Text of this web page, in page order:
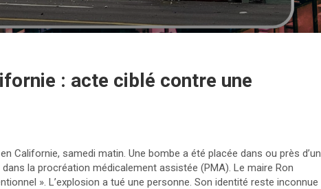
: acte ciblé contre une
Californie, samedi matin. Une bombe a été placée dans ou près d’un
la procréation médicalement assistée (PMA). Le maire Ron
». L’explosion a tué une personne. Son identité reste inconnue